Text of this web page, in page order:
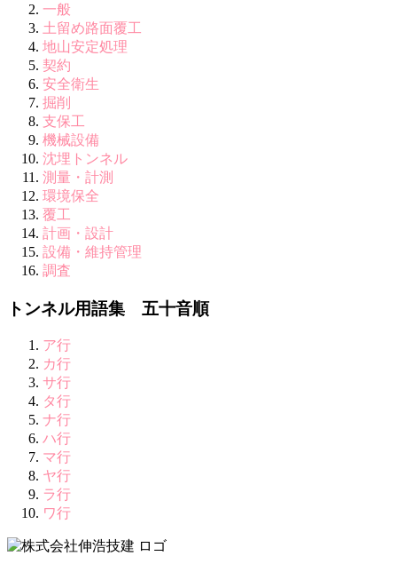
一般
土留め路面覆工
地山安定処理
契約
安全衛生
掘削
支保工
機械設備
沈埋トンネル
測量・計測
環境保全
覆工
計画・設計
設備・維持管理
調査
トンネル用語集 五十音順
ア行
カ行
サ行
タ行
ナ行
ハ行
マ行
ヤ行
ラ行
ワ行